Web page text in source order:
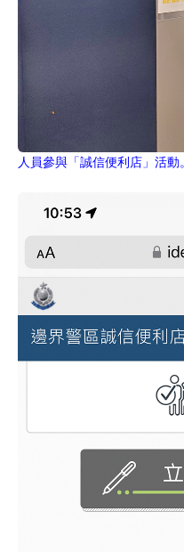
人員參與「誠信便利店」活動。